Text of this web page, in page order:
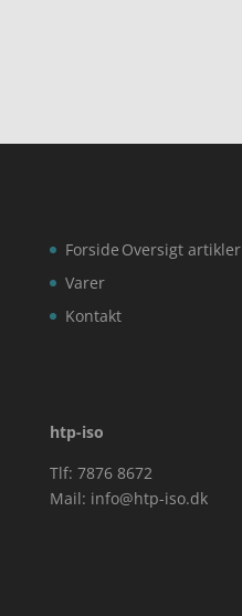
Forside
Varer
Kontakt
Oversigt artikler
htp-iso
Tlf: 7876 8672
Mail: info@htp-iso.dk